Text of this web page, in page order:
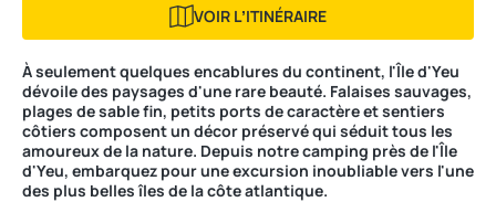
VOIR LʼITINÉRAIRE
À seulement quelques encablures du continent, l'Île d'Yeu
dévoile des paysages d'une rare beauté. Falaises sauvages,
plages de sable fin, petits ports de caractère et sentiers
côtiers composent un décor préservé qui séduit tous les
amoureux de la nature. Depuis notre camping près de l'Île
d'Yeu, embarquez pour une excursion inoubliable vers l'une
des plus belles îles de la côte atlantique.